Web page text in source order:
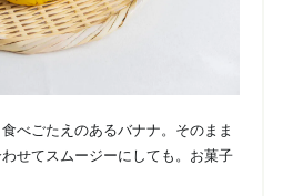
べごたえのあるバナナ。そのまま
せてスムージーにしても。お菓子